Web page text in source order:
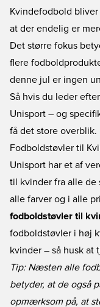
Kvindefodbold
at der endelig er
Det større fokus
flere
denne jul er ingen
Så hvis du leder
Unisport – og
få det store overblik.
Fodboldstøvler til
Unisport har et af
til kvinder fra alle de
alle farver og i alle
fodboldstøvler til
fodboldstøvler i høj
kvinder – så husk at
Tip: Næsten alle
betyder, at de også
opmærksom på, at